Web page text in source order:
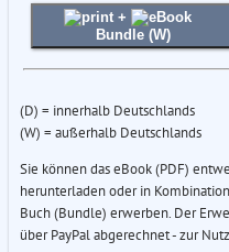
+
Bundle (W)
(D) = innerhalb Deutschlands
(W) = außerhalb Deutschlands
Sie können das eBook (PDF)
herunterladen oder in
Buch (Bundle) erwerben. Der
über PayPal abgerechnet - zur